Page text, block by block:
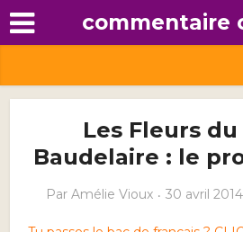
commentaire
Les Fleurs
Baudelaire : le
Par Amélie Vioux 30 avril 2014